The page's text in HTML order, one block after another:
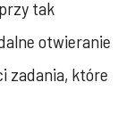
tak
otwieranie
zadania, które